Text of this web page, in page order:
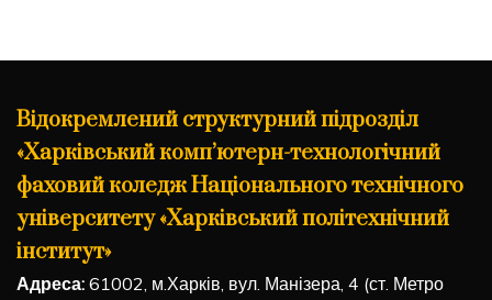
Відокремлений структурний підрозділ
«Харківський комп’ютерн-технологічний
фаховий коледж Національного технічного
університету «Харківський політехнічний
інститут»
Адреса: 61002, м.Харків, вул. Манізера, 4 (ст. Метро